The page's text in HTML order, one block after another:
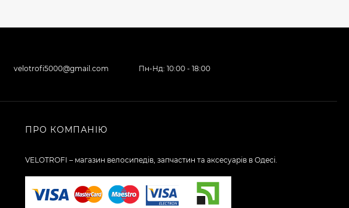
velotrofi5000@gmail.com Пн-Нд: 10:00 - 18:00
ПРО КОМПАНІЮ
VELOTROFI – магазин велосипедів, запчастин та аксесуарів в Одесі.